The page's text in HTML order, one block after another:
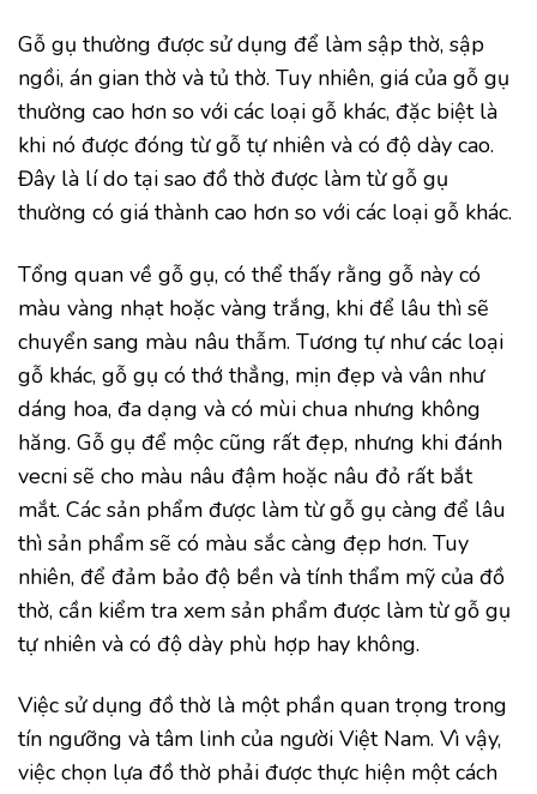
Gỗ gụ thường được sử dụng để làm sập thờ, sập
ngồi, án gian thờ và tủ thờ. Tuy nhiên, giá của gỗ gụ
thường cao hơn so với các loại gỗ khác, đặc biệt là
khi nó được đóng từ gỗ tự nhiên và có độ dày cao.
Đây là lí do tại sao đồ thờ được làm từ gỗ gụ
thường có giá thành cao hơn so với các loại gỗ khác.
Tổng quan về gỗ gụ, có thể thấy rằng gỗ này có
màu vàng nhạt hoặc vàng trắng, khi để lâu thì sẽ
chuyển sang màu nâu thẫm. Tương tự như các loại
gỗ khác, gỗ gụ có thớ thẳng, mịn đẹp và vân như
dáng hoa, đa dạng và có mùi chua nhưng không
hăng. Gỗ gụ để mộc cũng rất đẹp, nhưng khi đánh
vecni sẽ cho màu nâu đậm hoặc nâu đỏ rất bắt
mắt. Các sản phẩm được làm từ gỗ gụ càng để lâu
thì sản phẩm sẽ có màu sắc càng đẹp hơn. Tuy
nhiên, để đảm bảo độ bền và tính thẩm mỹ của đồ
thờ, cần kiểm tra xem sản phẩm được làm từ gỗ gụ
tự nhiên và có độ dày phù hợp hay không.
Việc sử dụng đồ thờ là một phần quan trọng trong
tín ngưỡng và tâm linh của người Việt Nam. Vì vậy,
việc chọn lựa đồ thờ phải được thực hiện một cách